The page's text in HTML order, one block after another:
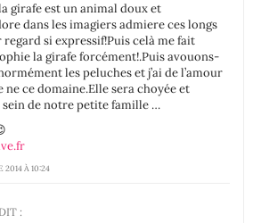
2014 À 10:24
girafe est un animal doux et
dans les imagiers admiere ces longs
si expressif!Puis celà me fait
la girafe forcément!.Puis avouons-
les peluches et j’ai de l’amour
ne ce domaine.Elle sera choyée et
sein de notre petite famille …
DIT :